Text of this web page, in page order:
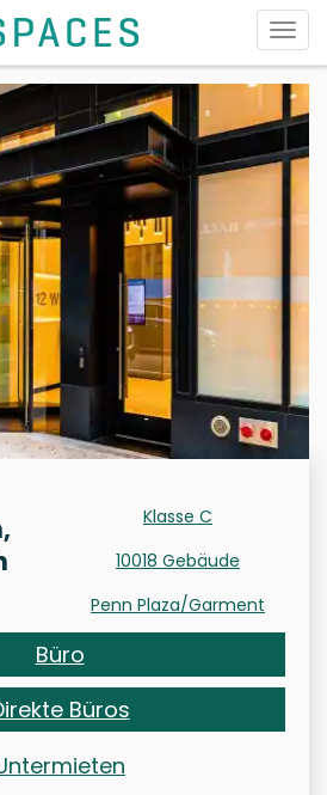
Klasse C
10018 Gebäude
Penn Plaza/Garment
Büro
Büros